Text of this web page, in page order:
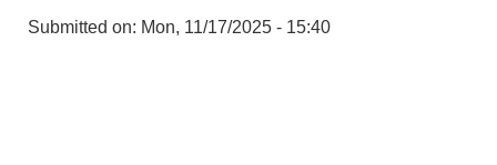
Submitted on: Mon, 11/17/2025 - 15:40